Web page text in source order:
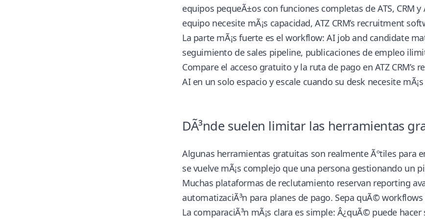
equipos pequeÃ±os con funciones completas de ATS,
equipo necesite mÃ¡s capacidad,ATZ CRM’s recruitment
La parte mÃ¡s fuerte es el workflow: AI job and candidate
seguimiento de sales pipeline, publicaciones de empleo
Compare el acceso gratuito y la ruta de pago en ATZ
AI en un solo espacio y escale cuando su desk necesite
DÃ³nde suelen limitar las herramientas
Algunas herramientas gratuitas son realmente Ãºtiles para
se vuelve mÃ¡s complejo que una persona gestionando un
Muchas plataformas de reclutamiento reservan reporting
automatizaciÃ³n para planes de pago. Sepa quÃ©
La comparaciÃ³n mÃ¡s clara es simple: Â¿quÃ© puede